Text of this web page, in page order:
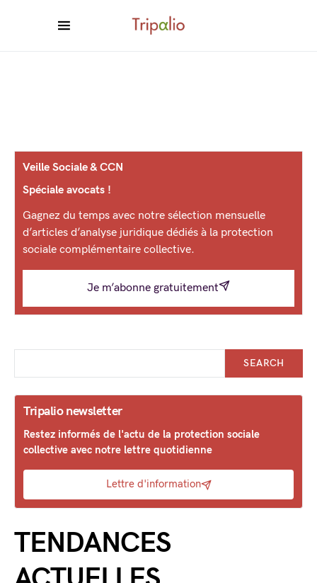
Veille Sociale & CCN
Spéciale avocats !
Gagnez du temps avec notre sélection mensuelle
d’articles d’analyse juridique dédiés à la protection
sociale complémentaire collective.
Je m’abonne gratuitement
SEARCH
Tripalio newsletter
Restez informés de l'actu de la protection sociale
collective avec notre lettre quotidienne
Lettre d'information
TENDANCES